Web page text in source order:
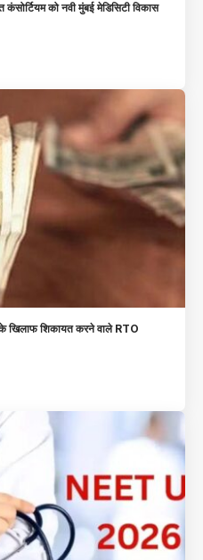
को नवी मुंबई मेडिसिटी विकास
के खिलाफ शिकायत करने वाले RTO